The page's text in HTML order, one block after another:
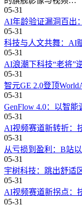
05-31
AI年龄验证漏洞百出
05-31
科技与人文共舞：AI
05-31
AI浪潮下科技“老将”
05-31
智元GE 2.0登顶
05-31
GenFlow 4.0：以智
05-31
AI视频赛道新转折：
05-31
从亏损到盈利：B站
05-31
宇树科技：跳出舒适
05-31
AI视频赛道新拐点：
05-31